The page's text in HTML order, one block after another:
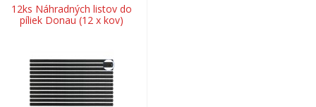
12ks Náhradných listov do
píliek Donau (12 x kov)